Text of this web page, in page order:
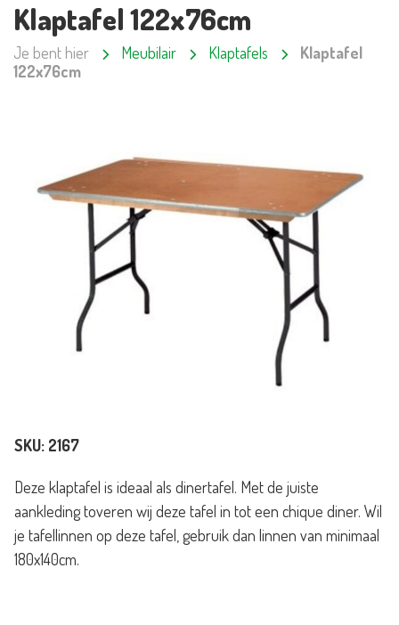
Klaptafel 122x76cm
Je bent hier Meubilair Klaptafels
Klaptafel
122x76cm
SKU: 2167
Deze klaptafel is ideaal als dinertafel. Met de juiste
aankleding toveren wij deze tafel in tot een chique diner. Wil
je tafellinnen op deze tafel, gebruik dan linnen van minimaal
180x140cm.